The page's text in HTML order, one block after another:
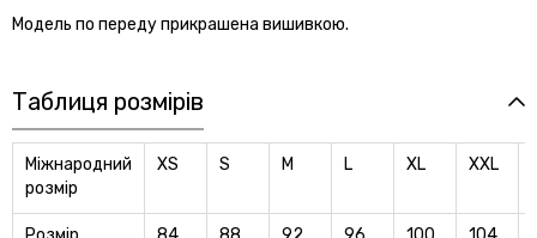
Модель по переду прикрашена вишивкою.
Таблиця розмірів
Міжнародний
розмір
XS S M L XL XXL